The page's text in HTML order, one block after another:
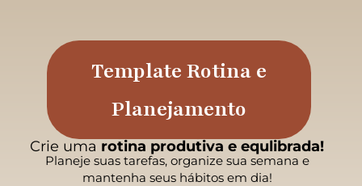
Template Rotina e
Planejamento
Crie uma rotina produtiva e equlibrada!
Planeje suas tarefas, organize sua semana e
mantenha seus hábitos em dia!